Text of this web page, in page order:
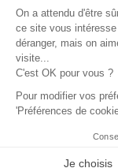
On a attendu d'être
ce site vous
déranger, mais on
visite...
C'est OK pour vous ?
Pour modifier vos
'Préférences de
Je choisis